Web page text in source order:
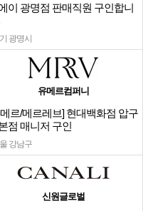
이 광명점 판매직원 구인합니
광명시
유메르컴퍼니
르/메르레브] 현대백화점 압구
점 매니저 구인
강남구
신원글로벌